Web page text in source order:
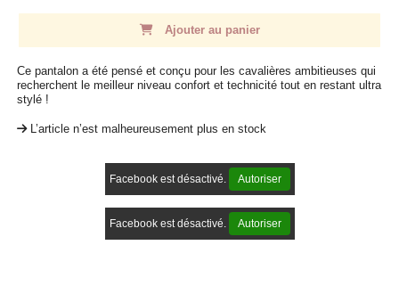
Ajouter au panier
Ce pantalon a été pensé et conçu pour les cavalières ambitieuses qui
recherchent le meilleur niveau confort et technicité tout en restant ultra
stylé !
L’article n’est malheureusement plus en stock
Facebook est désactivé. Autoriser
Facebook est désactivé. Autoriser